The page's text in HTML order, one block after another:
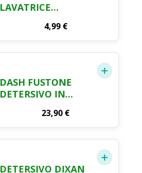
LAVATRICE
28 LAV. 1260 ML
4,99 €
DASH FUSTONE
DETERSIVO IN
MISURINI23,90 €
DETERSIVO DIXAN